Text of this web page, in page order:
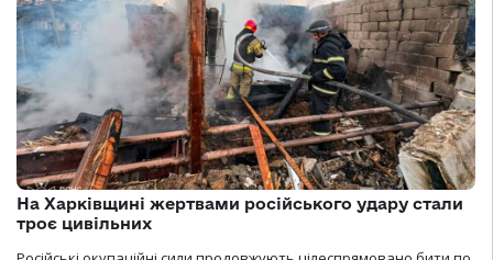
На Харківщині жертвами російського удару стали
троє цивільних